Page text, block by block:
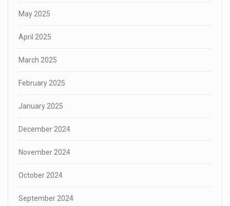
May 2025
April 2025
March 2025
February 2025
January 2025
December 2024
November 2024
October 2024
September 2024